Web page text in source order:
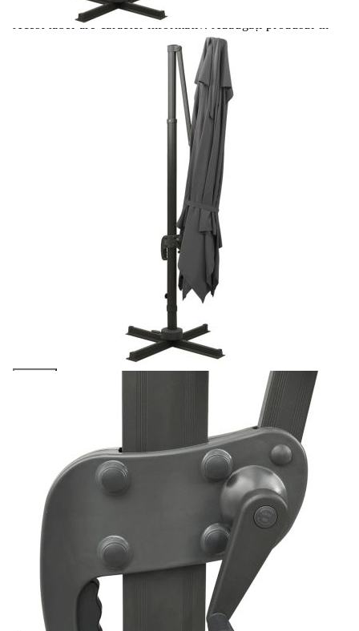
Acest tabel are caracter informativ. Adăugați produsul în
coșul de cumpărături unde veți putea selecta detaliile
Предоставената таблица е с информационна цел.
Добавете продукта в количката си с бутона "Добави в
количката" и при поръчка ще можете да изберете броя
Предоставената таблица е с информационна цел.
Добавете продукта в количката си с бутона "Добави в
количката" и при поръчка ще можете да изберете броя
Предоставената таблица е с информационна цел.
Добавете продукта в количката си с бутона "Добави в
количката" и при поръчка ще можете да изберете броя
Предоставената таблица е с информационна цел.
Добавете продукта в количката си с бутона "Добави в
количката" и при поръчка ще можете да изберете броя
вноски на кредита.
Когато плащате с NewPay, всъщност NewPay плаща
поръчката Ви вместо Вас. Вие я получавате и
разполагате с три начина да я платите към тях:
Отложено до 30 дни от момента на изпращане на
поръчката без оскъпяване. За покупки на стойност до
400 лв. / €204,52
Плащане на 4 вноски. Заплащате 20% от стойността на
поръчката си на момента с карта. Останалата сума се
разделя на 3 равни месечни вноски без оскъпяване. За
покупки на стойност до 1000 лв. / €511.31
Плащане на 6 вноски. Стойността на поръчката се
разпределя в 6 равни месечни вноски с оскъпяване. За
покупки на стойност до 2000 лв. / €1022.61